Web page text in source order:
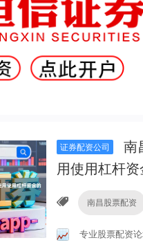
证券配资公司
南
用使用杠杆
南昌股票配资
专业股票配资